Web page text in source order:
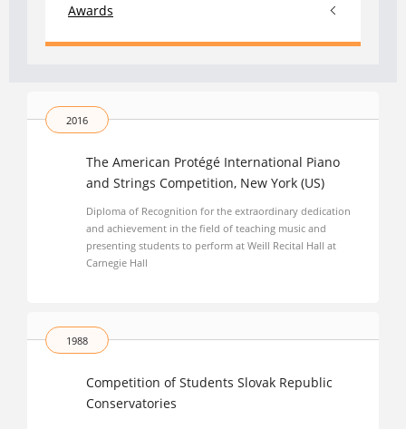
Awards
2016
The American Protégé International Piano
and Strings Competition, New York (US)
Diploma of Recognition for the extraordinary dedication
and achievement in the field of teaching music and
presenting students to perform at Weill Recital Hall at
Carnegie Hall
1988
Competition of Students Slovak Republic
Conservatories